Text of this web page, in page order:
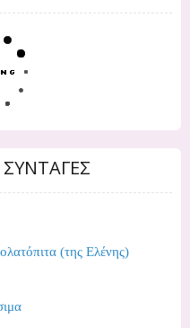
(της Ελένης)